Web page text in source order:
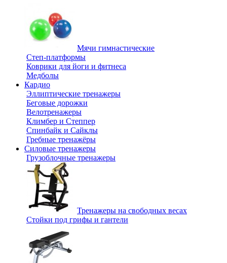
Мячи гимнастические
Степ-платформы
Коврики для йоги и фитнеса
Медболы
Кардио
Эллиптические тренажеры
Беговые дорожки
Велотренажеры
Климбер и Степпер
Спинбайк и Сайклы
Гребные тренажёры
Силовые тренажеры
Грузоблочные тренажеры
Тренажеры на свободных весах
Стойки под грифы и гантели